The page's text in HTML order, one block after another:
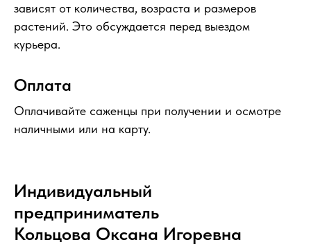
зависят от количества, возраста и размеров
растений. Это обсуждается перед выездом
курьера.
Оплата
Оплачивайте саженцы при получении и осмотре
наличными или на карту.
Индивидуальный
предприниматель
Кольцова Оксана Игоревна